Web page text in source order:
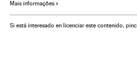
Lavagem dinheiro
Caixa dois Brasil Partidos políticos
Mais informações
Si está interesado en licenciar este contenido,